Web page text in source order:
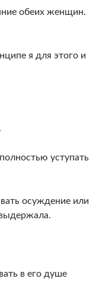
обеих женщин.
я для этого и
уступать
осуждение или
в его душе